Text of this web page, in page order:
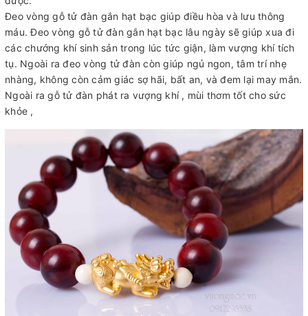
Đeo vòng gỗ tử đàn gắn hạt bạc giúp điều hòa và lưu thông
máu. Đeo vòng gỗ tử đàn gắn hạt bạc lâu ngày sẽ giúp xua đi
các chướng khí sinh sản trong lúc tức giận, làm vượng khí tích
tụ. Ngoài ra đeo vòng tử đàn còn giúp ngủ ngon, tâm trí nhẹ
nhàng, không còn cảm giác sợ hãi, bất an, và đem lại may mắn.
Ngoài ra gỗ tử đàn phát ra vượng khí , mùi thơm tốt cho sức
khỏe ,